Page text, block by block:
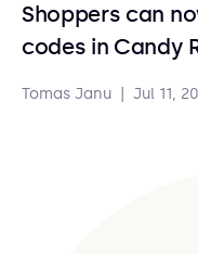
Shoppers can
codes in Candy
Tomas Janu Jul 11,